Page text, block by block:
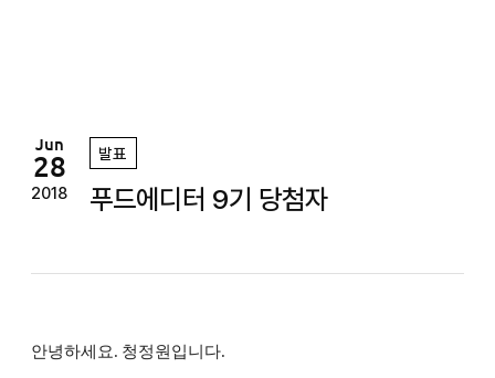
Jun
28
2018
발표
푸드에디터 9기 당첨자
안녕하세요. 청정원입니다.